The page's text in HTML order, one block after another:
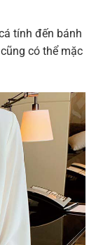
tính đến bánh
có thể mặc